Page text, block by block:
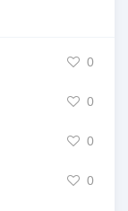
0
0
0
0